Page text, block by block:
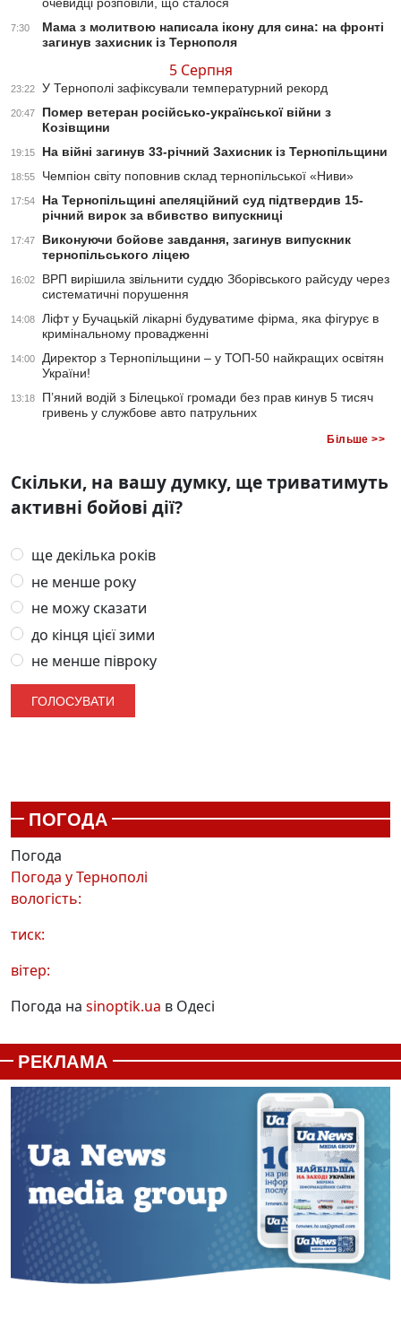
7:30
Мама з молитвою написала ікону для сина: на фронті
загинув захисник із Тернополя
5 Серпня
23:22 У Тернополі зафіксували температурний рекорд
20:47
Помер ветеран російсько-української війни з
Козівщини
19:15 На війні загинув 33-річний Захисник із Тернопільщини
18:55 Чемпіон світу поповнив склад тернопільської «Ниви»
17:54
На Тернопільщині апеляційний суд підтвердив 15-
річний вирок за вбивство випускниці
17:47
Виконуючи бойове завдання, загинув випускник
тернопільського ліцею
16:02
ВРП вирішила звільнити суддю Зборівського райсуду через
систематичні порушення
14:08
Ліфт у Бучацькій лікарні будуватиме фірма, яка фігурує в
кримінальному провадженні
14:00
Директор з Тернопільщини – у ТОП-50 найкращих освітян
України!
13:18
П’яний водій з Білецької громади без прав кинув 5 тисяч
гривень у службове авто патрульних
Більше >>
Скільки, на вашу думку, ще триватимуть
активні бойові дії?
ще декілька років
не менше року
не можу сказати
до кінця цієї зими
не менше півроку
ПОГОДА
Погода
Погода уТернополі
вологість:
тиск:
вітер:
Погода на sinoptik.ua в Одесі
РЕКЛАМА